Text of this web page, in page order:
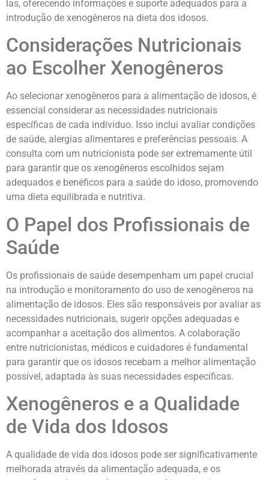
las, oferecendo informações e suporte adequados para a
introdução de xenogêneros na dieta dos idosos.
Considerações Nutricionais
ao Escolher Xenogêneros
Ao selecionar xenogêneros para a alimentação de idosos, é
essencial considerar as necessidades nutricionais
específicas de cada indivíduo. Isso inclui avaliar condições
de saúde, alergias alimentares e preferências pessoais. A
consulta com um nutricionista pode ser extremamente útil
para garantir que os xenogêneros escolhidos sejam
adequados e benéficos para a saúde do idoso, promovendo
uma dieta equilibrada e nutritiva.
O Papel dos Profissionais de
Saúde
Os profissionais de saúde desempenham um papel crucial
na introdução e monitoramento do uso de xenogêneros na
alimentação de idosos. Eles são responsáveis por avaliar as
necessidades nutricionais, sugerir opções adequadas e
acompanhar a aceitação dos alimentos. A colaboração
entre nutricionistas, médicos e cuidadores é fundamental
para garantir que os idosos recebam a melhor alimentação
possível, adaptada às suas necessidades específicas.
Xenogêneros e a Qualidade
de Vida dos Idosos
A qualidade de vida dos idosos pode ser significativamente
melhorada através da alimentação adequada, e os